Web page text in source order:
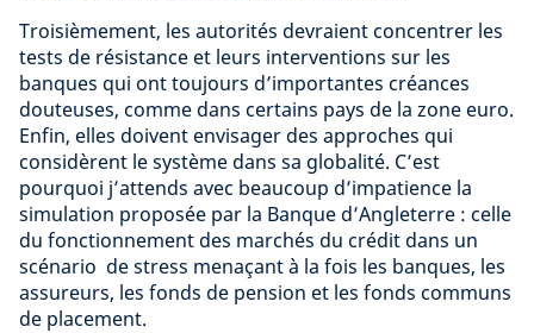
Troisièmement, les autorités devraient concentrer les
tests de résistance et leurs interventions sur les
banques qui ont toujours d’importantes créances
douteuses, comme dans certains pays de la zone euro.
Enfin, elles doivent envisager des approches qui
considèrent le système dans sa globalité. C’est
pourquoi j’attends avec beaucoup d’impatience la
simulation proposée par la Banque d’Angleterre : celle
du fonctionnement des marchés du crédit dans un
scénario de stress menaçant à la fois les banques, les
assureurs, les fonds de pension et les fonds communs
de placement.